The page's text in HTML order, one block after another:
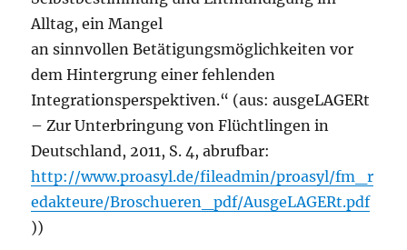
Alltag, ein Mangel
an sinnvollen Betätigungsmöglichkeiten vor
dem Hintergrung einer fehlenden
Integrationsperspektiven.“ (aus: ausgeLAGERt
– Zur Unterbringung von Flüchtlingen in
Deutschland, 2011, S. 4, abrufbar:
http://www.proasyl.de/fileadmin/proasyl/fm_r
edakteure/Broschueren_pdf/AusgeLAGERt.pdf
))